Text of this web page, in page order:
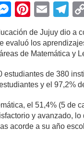
M
e
ss
e
n
g
er
Pi
nt
er
e
st
E
m
ail
T
e
gr
a
m
de Jujuy dio a
evaluó los
de Matemática y
estudiantes de 380
y el 97,2%
el 51,4% (5 de
y avanzado,
acorde a su año